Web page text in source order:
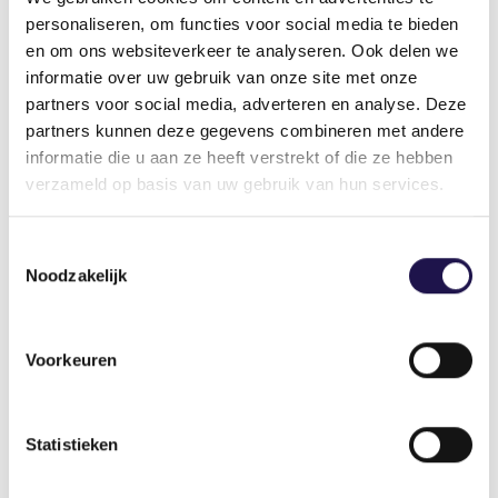
personaliseren, om functies voor social media te bieden
en om ons websiteverkeer te analyseren. Ook delen we
informatie over uw gebruik van onze site met onze
partners voor social media, adverteren en analyse. Deze
partners kunnen deze gegevens combineren met andere
informatie die u aan ze heeft verstrekt of die ze hebben
verzameld op basis van uw gebruik van hun services.
Noodzakelijk
Voorkeuren
Statistieken
Deel dit artikel
Gerelateerde artikelen